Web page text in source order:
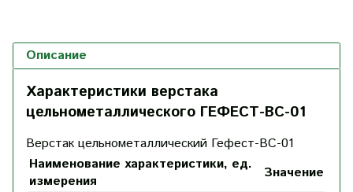
Описание
Характеристики верстака
цельнометаллического ГЕФЕСТ-ВС-01
Верстак цельнометаллический Гефест-ВС-01
Наименование характеристики, ед.
измерения
Значение